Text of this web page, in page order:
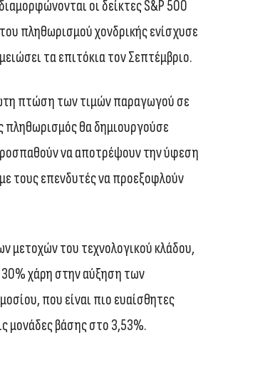
οι δείκτες S&P 500
πληθωρισμού χονδρικής ενίσχυσε
τα επιτόκια τον Σεπτέμβριο.
πτώση των τιμών παραγωγού σε
πληθωρισμός θα δημιουργούσε
να αποτρέψουν την ύφεση
τους επενδυτές να προεξοφλούν
μετοχών του τεχνολογικού κλάδου,
30% χάρη στην αύξηση των
που είναι πιο ευαίσθητες
μονάδες βάσης στο 3,53%.